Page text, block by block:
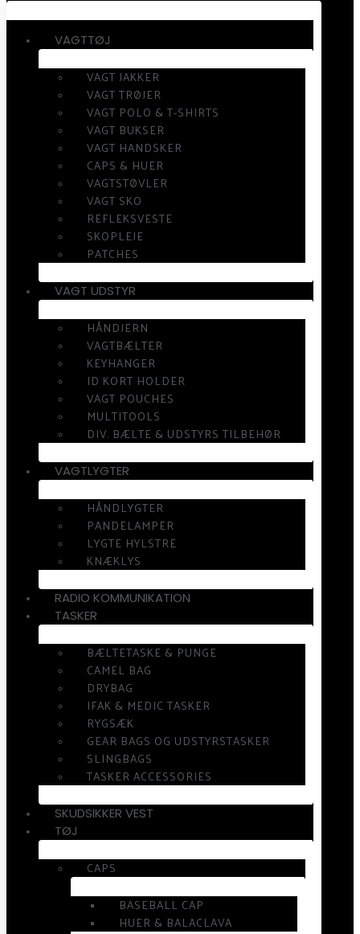
VAGTTØJ
VAGT JAKKER
VAGT TRØJER
VAGT POLO & T-SHIRTS
VAGT BUKSER
VAGT HANDSKER
CAPS & HUER
VAGTSTØVLER
VAGT SKO
REFLEKSVESTE
SKOPLEJE
PATCHES
VAGT UDSTYR
HÅNDJERN
VAGTBÆLTER
KEYHANGER
ID KORT HOLDER
VAGT POUCHES
MULTITOOLS
DIV. BÆLTE & UDSTYRS TILBEHØR
VAGTLYGTER
HÅNDLYGTER
PANDELAMPER
LYGTE HYLSTRE
KNÆKLYS
RADIO KOMMUNIKATION
TASKER
BÆLTETASKE & PUNGE
CAMEL BAG
DRYBAG
IFAK & MEDIC TASKER
RYGSÆK
GEAR BAGS OG UDSTYRSTASKER
SLINGBAGS
TASKER ACCESSORIES
SKUDSIKKER VEST
TØJ
CAPS
BASEBALL CAP
HUER & BALACLAVA